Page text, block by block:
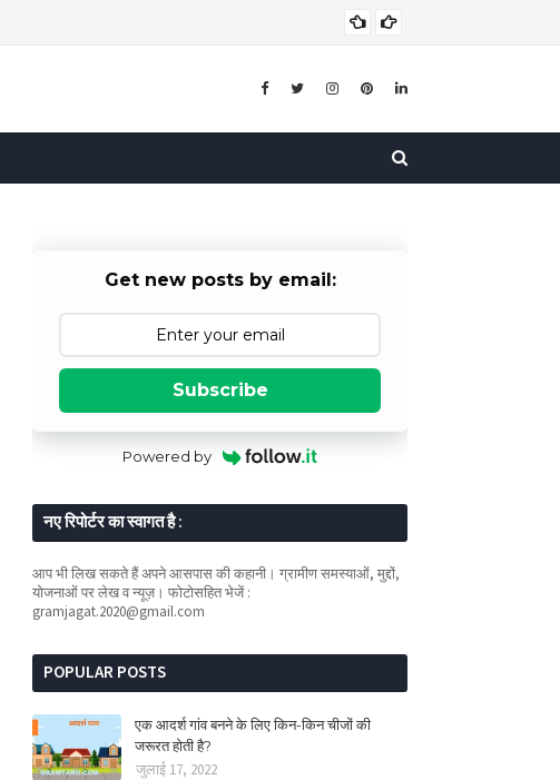
Get new posts by email:
Subscribe
Powered by
नए रिपोर्टर का स्वागत है :
आप भी लिख सकते हैं अपने आसपास की कहानी। ग्रामीण समस्याओं, मुद्दों,
योजनाओं पर लेख व न्यूज़। फोटोसहित भेजें :
gramjagat.2020@gmail.com
POPULAR POSTS
एक आदर्श गांव बनने के लिए किन-किन चीजों की
जरूरत होती है?
जुलाई 17, 2022